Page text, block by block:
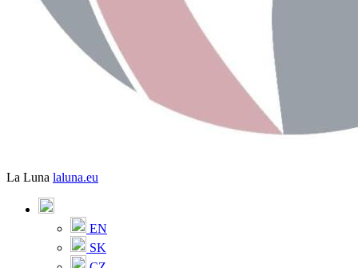
La Luna laluna.eu
EN
SK